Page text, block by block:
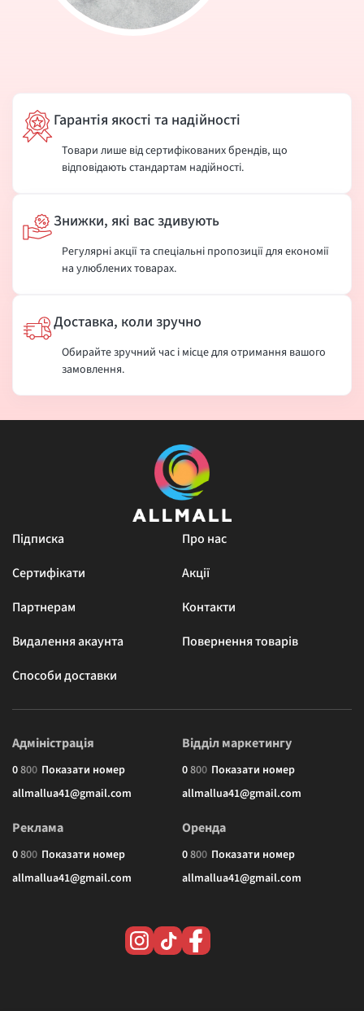
Гарантія якості та надійності
Товари лише від сертифікованих брендів, що
відповідають стандартам надійності.
Знижки, які вас здивують
Регулярні акції та спеціальні пропозиції для економії
на улюблених товарах.
Доставка, коли зручно
Обирайте зручний час і місце для отримання вашого
замовлення.
Підписка
Про нас
Сертифікати
Акції
Партнерам
Контакти
Видалення акаунта
Повернення товарів
Способи доставки
Адміністрація
0800 Показати номер
allmallua41@gmail.com
Відділ маркетингу
0800 Показати номер
allmallua41@gmail.com
Реклама
0800 Показати номер
allmallua41@gmail.com
Оренда
0800 Показати номер
allmallua41@gmail.com